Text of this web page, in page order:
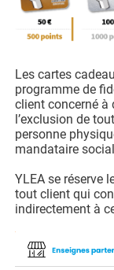
Les cartes
programme de
client concerné à
l’exclusion de
personne
mandataire
YLEA se réserve
tout client qui
indirectement à